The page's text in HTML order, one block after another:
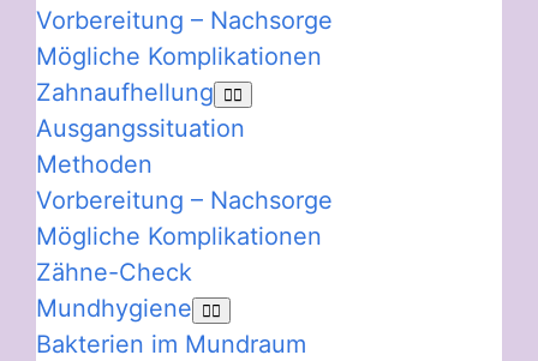
Vorbereitung – Nachsorge
Mögliche Komplikationen
Zahnaufhellung
Ausgangssituation
Methoden
Vorbereitung – Nachsorge
Mögliche Komplikationen
Zähne-Check
Mundhygiene
Bakterien im Mundraum